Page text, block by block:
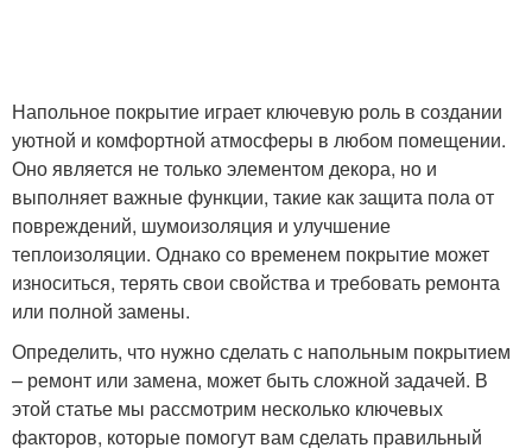
Напольное покрытие играет ключевую роль в создании
уютной и комфортной атмосферы в любом помещении.
Оно является не только элементом декора, но и
выполняет важные функции, такие как защита пола от
повреждений, шумоизоляция и улучшение
теплоизоляции. Однако со временем покрытие может
износиться, терять свои свойства и требовать ремонта
или полной замены.
Определить, что нужно сделать с напольным покрытием
– ремонт или замена, может быть сложной задачей. В
этой статье мы рассмотрим несколько ключевых
факторов, которые помогут вам сделать правильный